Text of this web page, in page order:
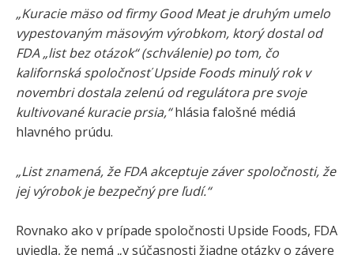
„Kuracie mäso od firmy Good Meat je druhým umelo
vypestovaným mäsovým výrobkom, ktorý dostal od
FDA „list bez otázok“ (schválenie) po tom, čo
kalifornská spoločnosť Upside Foods minulý rok v
novembri dostala zelenú od regulátora pre svoje
kultivované kuracie prsia,“hlásia falošné médiá
hlavného prúdu.
„List znamená, že FDA akceptuje záver spoločnosti, že
jej výrobok je bezpečný pre ľudí.“
Rovnako ako v prípade spoločnosti Upside Foods, FDA
uviedla, že nemá „v súčasnosti žiadne otázky o závere